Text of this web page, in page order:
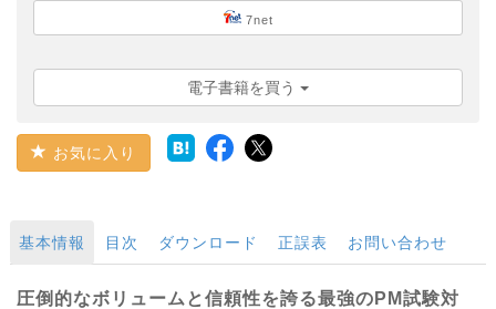
7net
電子書籍を買う
お気に入り
基本情報 目次 ダウンロード 正誤表 お問い合わせ
圧倒的なボリュームと信頼性を誇る最強のPM試験対